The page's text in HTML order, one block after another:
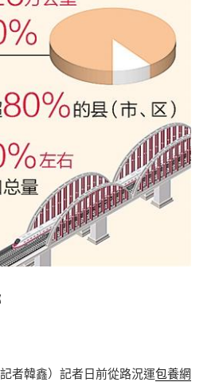
者韓鑫）記者日前從路況運包養網